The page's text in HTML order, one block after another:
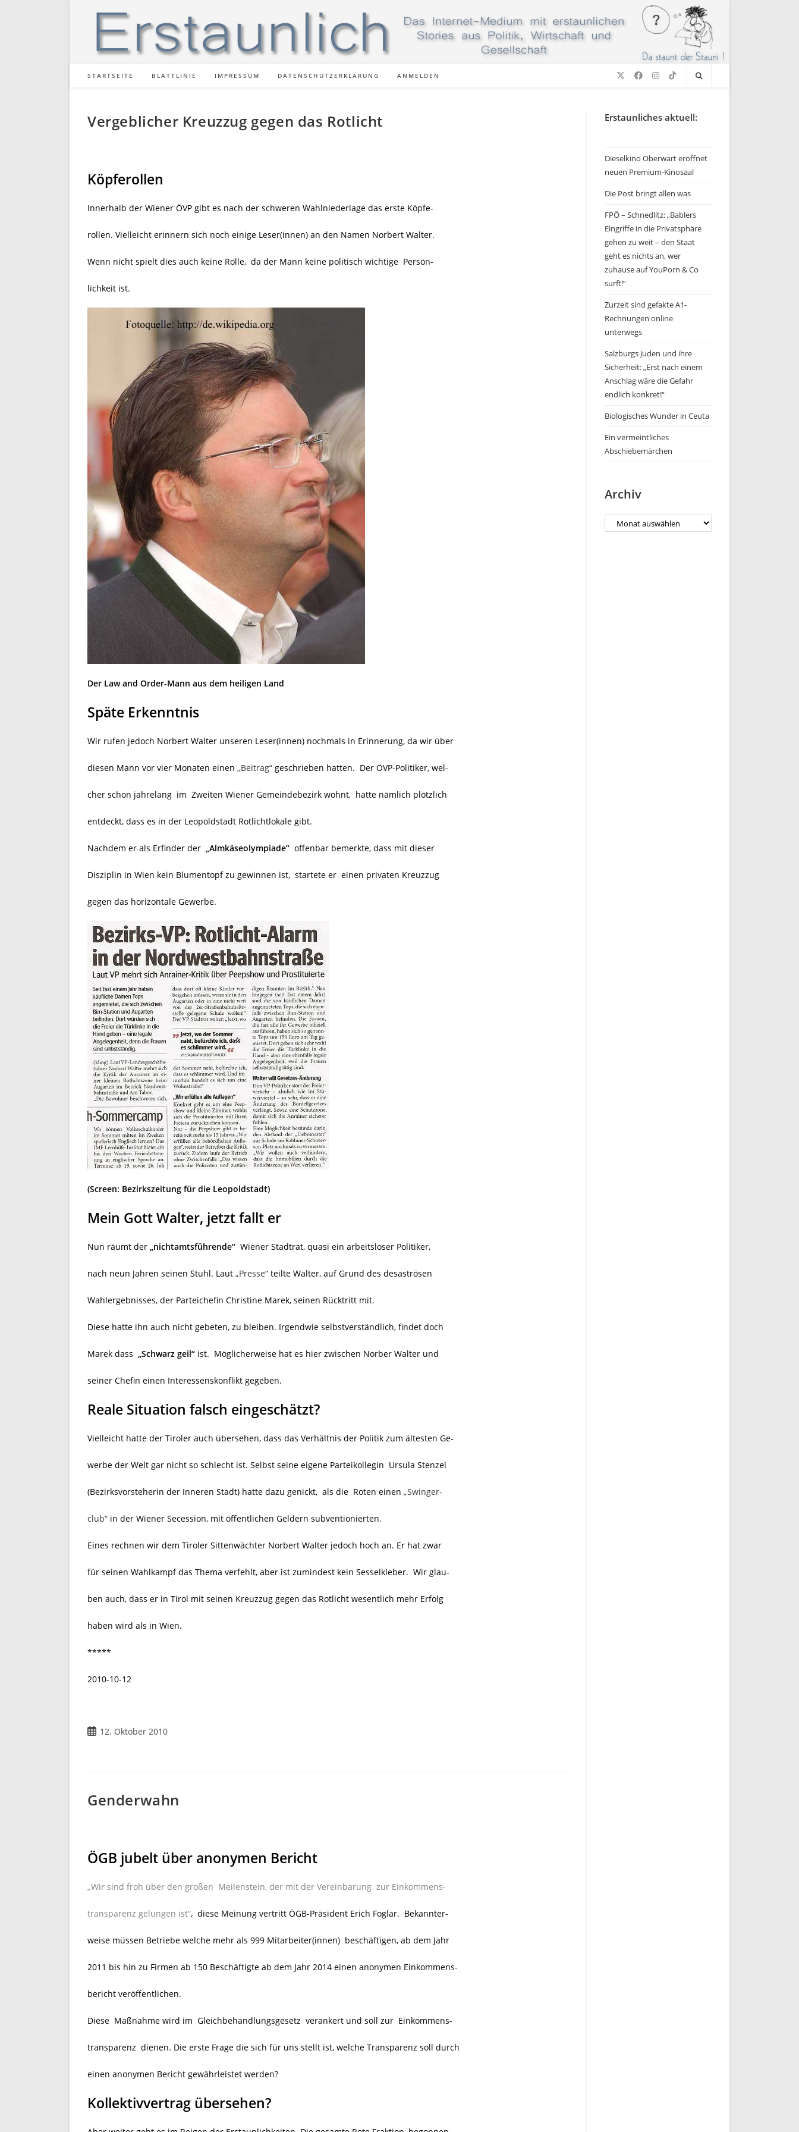
STARTSEITE BLATTLINIE IMPRESSUM DATENSCHUTZERKLÄRUNG ANMELDEN
Vergeblicher Kreuzzug gegen das Rotlicht
Köpferollen
Innerhalb der Wiener ÖVP gibt es nach der schweren Wahlniederlage das erste Köpfe-
rollen. Vielleicht erinnern sich noch einige Leser(innen) an den Namen Norbert Walter.
Wenn nicht spielt dies auch keine Rolle, da der Mann keine politisch wichtige Persön-
lichkeit ist.
Der Law and Order-Mann aus dem heiligen Land
Späte Erkenntnis
Wir rufen jedoch Norbert Walter unseren Leser(innen) nochmals in Erinnerung, da wir über
diesen Mann vor vier Monaten einen „Beitrag“ geschrieben hatten. Der ÖVP-Politiker, wel-
cher schon jahrelang im Zweiten Wiener Gemeindebezirk wohnt, hatte nämlich plötzlich
entdeckt, dass es in der Leopoldstadt Rotlichtlokale gibt.
Nachdem er als Erfinder der „Almkäseolympiade“ offenbar bemerkte, dass mit dieser
Disziplin in Wien kein Blumentopf zu gewinnen ist, startete er einen privaten Kreuzzug
gegen das horizontale Gewerbe.
(Screen: Bezirkszeitung für die Leopoldstadt)
Mein Gott Walter, jetzt fallt er
Nun räumt der „nichtamtsführende“ Wiener Stadtrat, quasi ein arbeitsloser Politiker,
nach neun Jahren seinen Stuhl. Laut „Presse“ teilte Walter, auf Grund des desaströsen
Wahlergebnisses, der Parteichefin Christine Marek, seinen Rücktritt mit.
Diese hatte ihn auch nicht gebeten, zu bleiben. Irgendwie selbstverständlich, findet doch
Marek dass „Schwarz geil“ ist. Möglicherweise hat es hier zwischen Norber Walter und
seiner Chefin einen Interessenskonflikt gegeben.
Reale Situation falsch eingeschätzt?
Vielleicht hatte der Tiroler auch übersehen, dass das Verhältnis der Politik zum ältesten Ge-
werbe der Welt gar nicht so schlecht ist. Selbst seine eigene Parteikollegin Ursula Stenzel
(Bezirksvorsteherin der Inneren Stadt) hatte dazu genickt, als die Roten einen „Swinger-
club“ in der Wiener Secession, mit öffentlichen Geldern subventionierten.
Eines rechnen wir dem Tiroler Sittenwächter Norbert Walter jedoch hoch an. Er hat zwar
für seinen Wahlkampf das Thema verfehlt, aber ist zumindest kein Sesselkleber. Wir glau-
ben auch, dass er in Tirol mit seinen Kreuzzug gegen das Rotlicht wesentlich mehr Erfolg
haben wird als in Wien.
*****
2010-10-12
Beitrag12. Oktober 2010
Genderwahn
ÖGB jubelt über anonymen Bericht
„Wir sind froh über den großen Meilenstein, der mit der Vereinbarung zur Einkommens-
transparenz gelungen ist“, diese Meinung vertritt ÖGB-Präsident Erich Foglar. Bekannter-
weise müssen Betriebe welche mehr als 999 Mitarbeiter(innen) beschäftigen, ab dem Jahr
2011 bis hin zu Firmen ab 150 Beschäftigte ab dem Jahr 2014 einen anonymen Einkommens-
bericht veröffentlichen.
Diese Maßnahme wird im Gleichbehandlungsgesetz verankert und soll zur Einkommens-
transparenz dienen. Die erste Frage die sich für uns stellt ist, welche Transparenz soll durch
einen anonymen Bericht gewährleistet werden?
Kollektivvertrag übersehen?
Erstaunliches aktuell:
Dieselkino Oberwart eröffnet
neuen Premium-Kinosaal
Die Post bringt allen was
FPÖ – Schnedlitz: „Bablers
Eingriffe in die Privatsphäre
gehen zu weit – den Staat
geht es nichts an, wer
zuhause auf YouPorn & Co
surft!“
Zurzeit sind gefakte A1-
Rechnungen online
unterwegs
Salzburgs Juden und ihre
Sicherheit: „Erst nach einem
Anschlag wäre die Gefahr
endlich konkret!“
Biologisches Wunder in Ceuta
Ein vermeintliches
Abschiebemärchen
Archiv
Archiv